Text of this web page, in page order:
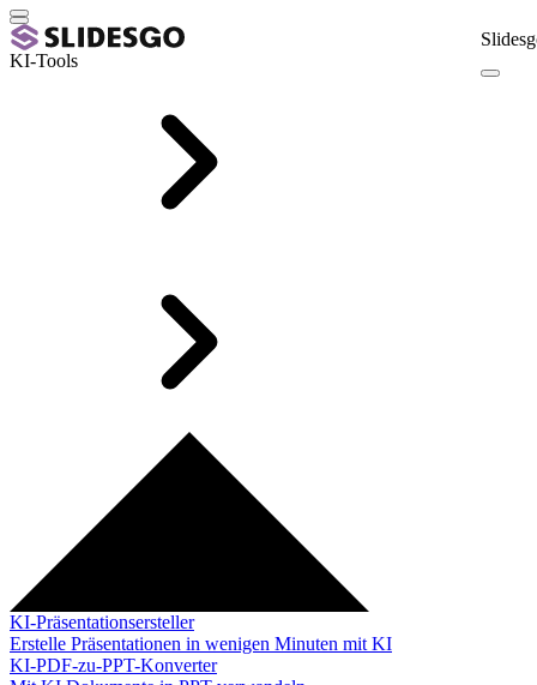
KI-Tools
KI-Präsentationsersteller
Erstelle Präsentationen in wenigen Minuten mit KI
KI-PDF-zu-PPT-Konverter